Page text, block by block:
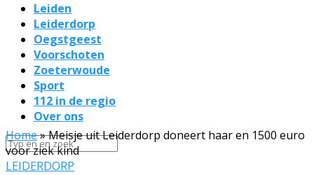
Leiden
Leiderdorp
Oegstgeest
Voorschoten
Zoeterwoude
Sport
112 in de regio
Over ons
Home»Meisje uit Leiderdorp doneert haar en 1500 euro
voor ziek kind
LEIDERDORP